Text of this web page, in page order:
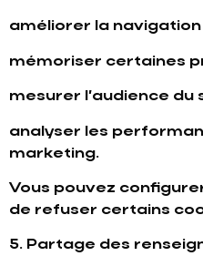
améliorer la navigation
mémoriser certaines
mesurer l’audience du
analyser les
marketing.
Vous pouvez
de refuser certains
5. Partage des